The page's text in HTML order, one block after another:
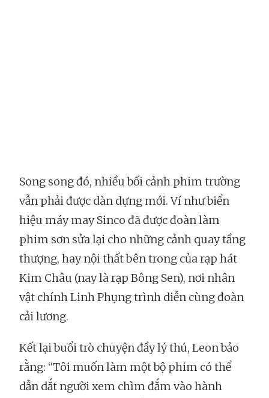
Song song đó, nhiều bối cảnh phim trường
vẫn phải được dàn dựng mới. Ví như biển
hiệu máy may Sinco đã được đoàn làm
phim sơn sửa lại cho những cảnh quay tầng
thượng, hay nội thất bên trong của rạp hát
Kim Châu (nay là rạp Bông Sen), nơi nhân
vật chính Linh Phụng trình diễn cùng đoàn
cải lương.
Kết lại buổi trò chuyện đầy lý thú, Leon bảo
rằng: “Tôi muốn làm một bộ phim có thể
dẫn dắt người xem chìm đắm vào hành